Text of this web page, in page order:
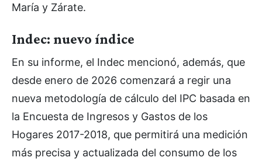
María y Zárate.
Indec: nuevo índice
En su informe, el Indec mencionó, además, que
desde enero de 2026 comenzará a regir una
nueva metodología de cálculo del IPC basada en
la Encuesta de Ingresos y Gastos de los
Hogares 2017-2018, que permitirá una medición
más precisa y actualizada del consumo de los